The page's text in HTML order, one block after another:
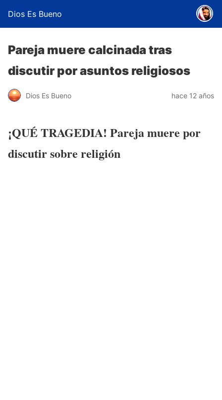
Dios Es Bueno
Pareja muere calcinada tras
discutir por asuntos religiosos
Dios Es Bueno hace 12 años
¡QUÉ TRAGEDIA! Pareja muere por
discutir sobre religión